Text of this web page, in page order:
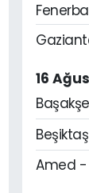
16
Amed -